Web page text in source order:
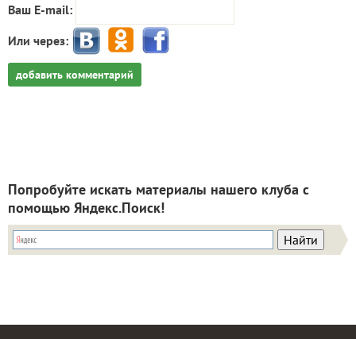
Ваш E-mail:
Или через:
добавить комментарий
Попробуйте искать материалы нашего клуба с
помощью Яндекс.Поиск!